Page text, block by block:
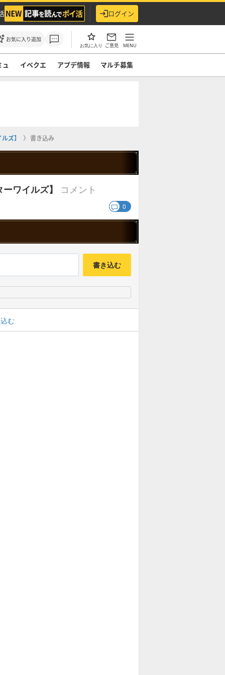
ログイン
お気に入り追加
お気に入り ご意見 MENU
ュ イベクエ アプデ情報 マルチ募集
ズ】 書き込み
ワイルズ】 コメント
0
書き込む
む